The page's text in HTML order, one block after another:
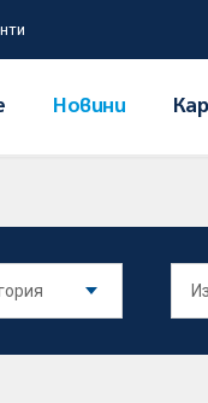
Новини